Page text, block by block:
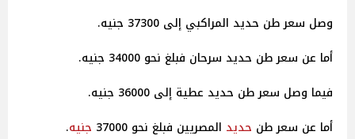
وصل سعر طن حديد المراكبي إلى 37300 جنيه.
أما عن سعر طن حديد سرحان فبلغ نحو 34000 جنيه.
فيما وصل سعر طن حديد عطية إلى 36000 جنيه.
أما عن سعر طن حديد المصريين فبلغ نحو 37000 جنيه.